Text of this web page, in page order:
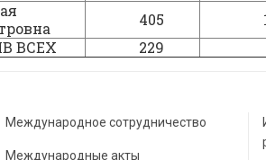
405
ВСЕХ 229
Международное сотрудничество
Международные акты